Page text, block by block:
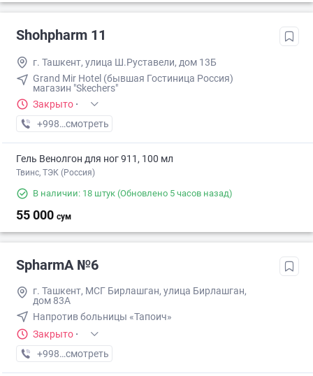
Shohpharm 11
г. Ташкент, улица Ш.Руставели, дом 13Б
Grand Mir Hotel (бывшая Гостиница Россия)
магазин "Skechers"
Закрыто ·
+998 (71) XXX-XX-XX
смотреть
Гель Венолгон для ног 911, 100 мл
Твинс, ТЭК (Россия)
В наличии: 18 штук (Обновлено 5 часов назад)
55 000 сум
SpharmA №6
г. Ташкент, МСГ Бирлашган, улица Бирлашган,
дом 83А
Напротив больницы «Тапоич»
Закрыто ·
+998 (94) XXX-XX-XX
смотреть